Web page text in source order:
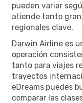
pueden variar
atiende tanto
regionales clave.
Darwin Airline es
operación
tanto para viajes
trayectos
eDreams puedes
comparar las